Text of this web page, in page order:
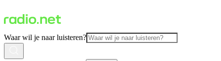
Waar wil je naar luisteren?